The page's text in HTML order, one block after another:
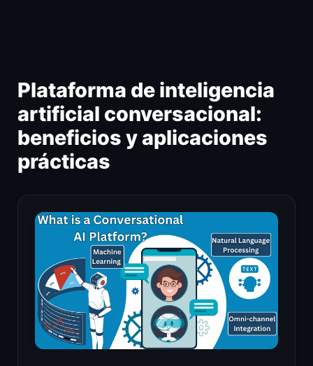
Plataforma de inteligencia
artificial conversacional:
beneficios y aplicaciones
prácticas